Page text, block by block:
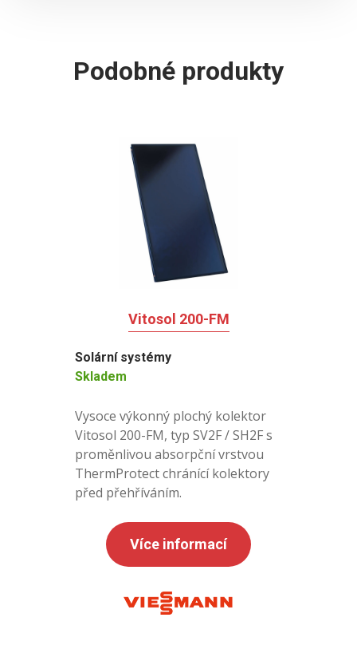
Podobné produkty
Vitosol 200-FM
Solární systémy
Skladem
Vysoce výkonný plochý kolektor
Vitosol 200-FM, typ SV2F / SH2F s
proměnlivou absorpční vrstvou
ThermProtect chránící kolektory
před přehříváním.
Více informací